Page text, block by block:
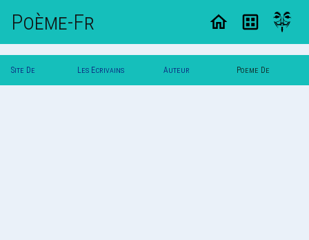
Poème-Fr
Site De Les Ecrivains Auteur Poeme De